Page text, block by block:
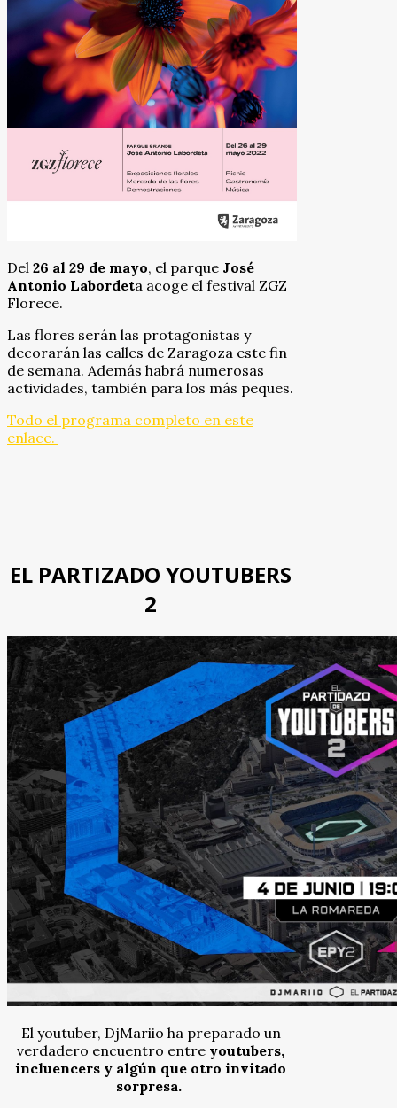
Del 26 al 29 de mayo, el parque José
Antonio Labordeta acoge el festival ZGZ
Florece.
Las flores serán las protagonistas y
decorarán las calles de Zaragoza este fin
de semana. Además habrá numerosas
actividades, también para los más peques.
Todo el programa completo en este
enlace.
EL PARTIZADO YOUTUBERS
2
El youtuber, DjMariio ha preparado un
verdadero encuentro entre youtubers,
incluencers y algún que otro invitado
sorpresa.